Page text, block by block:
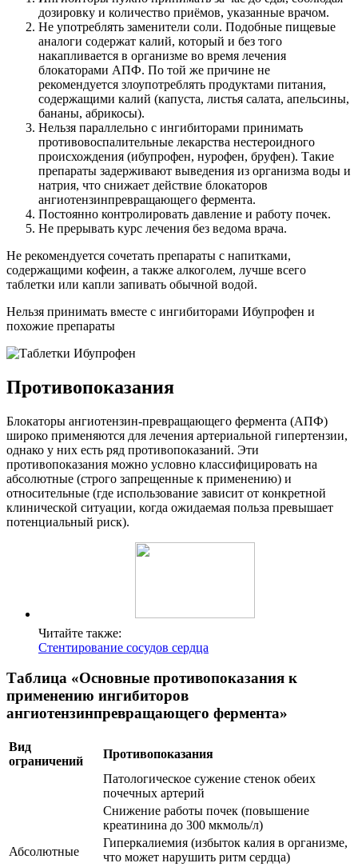
дозировку и количество приёмов, указанные врачом.
Не употреблять заменители соли. Подобные пищевые
аналоги содержат калий, который и без того
накапливается в организме во время лечения
блокаторами АПФ. По той же причине не
рекомендуется злоупотреблять продуктами питания,
содержащими калий (капуста, листья салата, апельсины,
бананы, абрикосы).
Нельзя параллельно с ингибиторами принимать
противовоспалительные лекарства нестероидного
происхождения (ибупрофен, нурофен, бруфен). Такие
препараты задерживают выведения из организма воды и
натрия, что снижает действие блокаторов
ангиотензинпревращающего фермента.
Постоянно контролировать давление и работу почек.
Не прерывать курс лечения без ведома врача.
Не рекомендуется сочетать препараты с напитками,
содержащими кофеин, а также алкоголем, лучше всего
таблетки или капли запивать обычной водой.
Нельзя принимать вместе с ингибиторами Ибупрофен и
похожие препараты
Противопоказания
Блокаторы ангиотензин-превращающего фермента (АПФ)
широко применяются для лечения артериальной гипертензии,
однако у них есть ряд противопоказаний. Эти
противопоказания можно условно классифицировать на
абсолютные (строго запрещенные к применению) и
относительные (где использование зависит от конкретной
клинической ситуации, когда ожидаемая польза превышает
потенциальный риск).
Читайте также:
Стентирование сосудов сердца
Таблица «Основные противопоказания к
применению ингибиторов
ангиотензинпревращающего фермента»
Вид
ограничений
Противопоказания
Абсолютные
Патологическое сужение стенок обеих
почечных артерий
Снижение работы почек (повышение
креатинина до 300 мкмоль/л)
Гиперкалиемия (избыток калия в организме,
что может нарушить ритм сердца)